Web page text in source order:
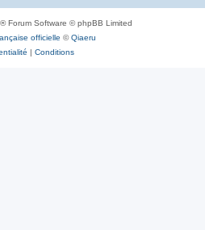
® Forum Software © phpBB Limited
officielle ©Qiaeru
| Conditions